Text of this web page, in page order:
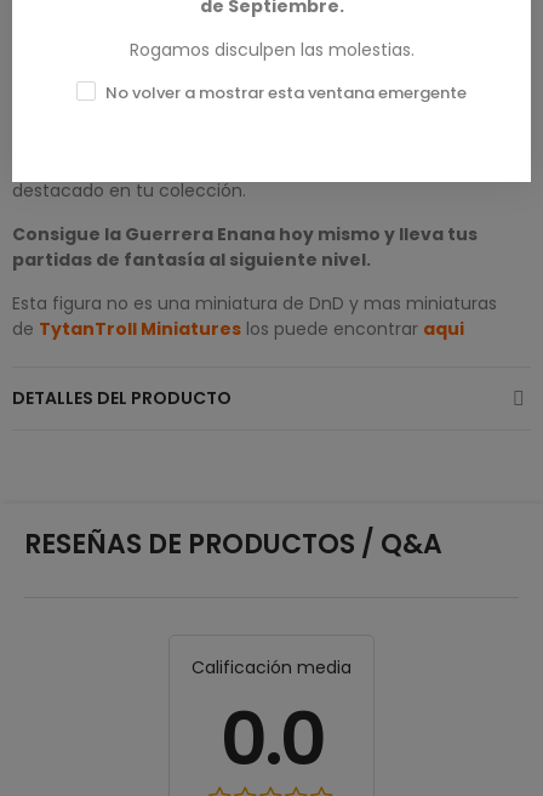
miniatura?
Guerrera Enana no es solo una figura: es un personaje
destacado en tu colección.
Consigue la Guerrera Enana hoy mismo y lleva tus
partidas de fantasía al siguiente nivel.
Esta figura no es una miniatura de DnD y mas miniaturas
de TytanTroll Miniatures los puede encontrar aqui
DETALLES DEL PRODUCTO
RESEÑAS DE PRODUCTOS / Q&A
Calificación media
0.0
de Septiembre.
Rogamos disculpen las molestias.
No volver a mostrar esta ventana emergente